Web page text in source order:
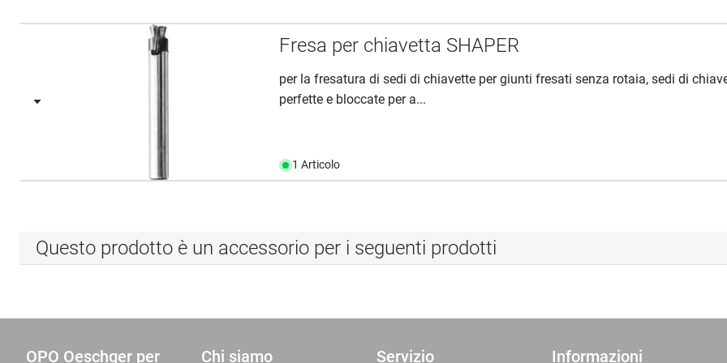
Fresa per chiavetta SHAPER
per la fresatura di sedi di chiavette per giunti fresati senza rotaia, sedi di
perfette e bloccate per a...
1 Articolo
Questo prodotto è un accessorio per i seguenti prodotti
OPO Oeschger per Chi siamo Servizio Informazioni